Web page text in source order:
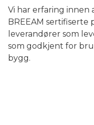
Vi har erfaring innen
BREEAM sertifiserte
leverandører som
som godkjent for
bygg.